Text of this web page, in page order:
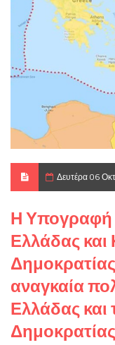
Δευτέρα 06
Η Υπογραφή
Ελλάδας
αναγκαία
Ελλάδας
Δημοκρατίας